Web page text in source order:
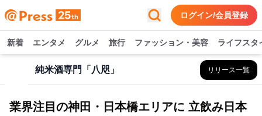
ログイン/会員登録
新着 エンタメ グルメ 旅行 ファッション・美容 ライフスタ
純米酒専門「八咫」 リリース一覧
業界注目の神田・日本橋エリアに 立飲み日本